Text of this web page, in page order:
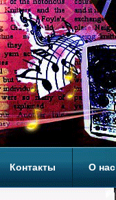
Контакты О нас